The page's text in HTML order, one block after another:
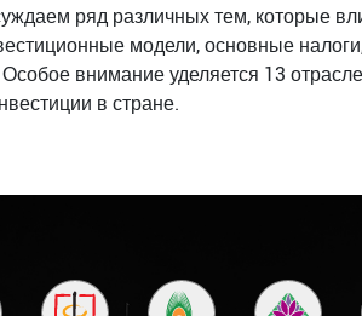
ряд различных тем, которые
модели, основные
внимание уделяется 13
в стране.